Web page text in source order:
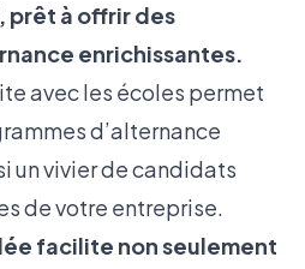
à offrir des
enrichissantes.
avec les écoles permet
d’alternance
un vivier de candidats
de votre entreprise.
facilite non seulement